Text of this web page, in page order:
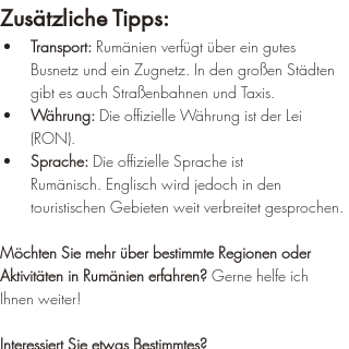
Zusätzliche Tipps:
Transport: Rumänien verfügt über ein gutes
Busnetz und ein Zugnetz. In den großen Städten
gibt es auch Straßenbahnen und Taxis.
Währung: Die offizielle Währung ist der Lei
(RON).
Sprache: Die offizielle Sprache ist
Rumänisch. Englisch wird jedoch in den
touristischen Gebieten weit verbreitet gesprochen.
Möchten Sie mehr über bestimmte Regionen oder
Aktivitäten in Rumänien erfahren? Gerne helfe ich
Ihnen weiter!
Interessiert Sie etwas Bestimmtes?